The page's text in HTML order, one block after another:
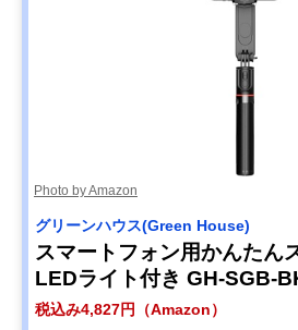
Photo by Amazon
グリーンハウス(Green House)
スマートフォン用かんたん
LEDライト付き GH-SGB-
税込み4,827円（Amazon）